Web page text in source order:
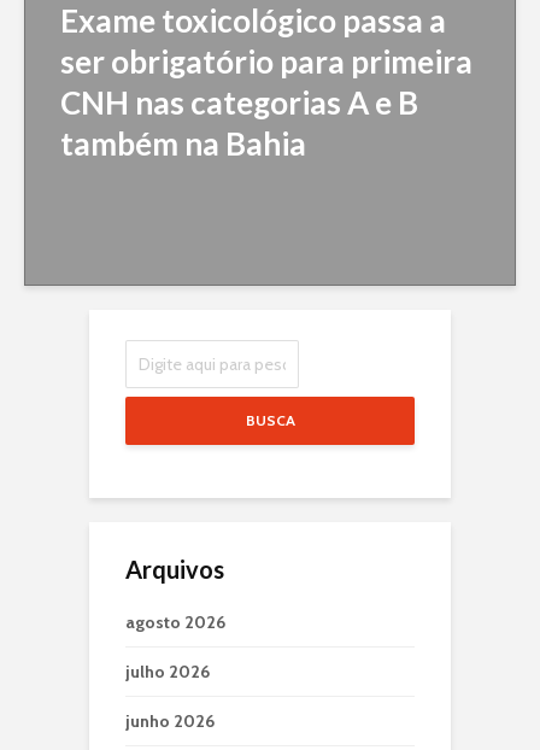
Exame toxicológico passa a
ser obrigatório para primeira
CNH nas categorias A e B
também na Bahia
BUSCA
Arquivos
agosto 2026
julho 2026
junho 2026